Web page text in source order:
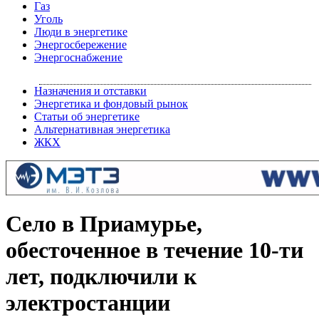
Газ
Уголь
Люди в энергетике
Энергосбережение
Энергоснабжение
Назначения и отставки
Энергетика и фондовый рынок
Статьи об энергетике
Альтернативная энергетика
ЖКХ
Село в Приамурье,
обесточенное в течение 10-ти
лет, подключили к
электростанции